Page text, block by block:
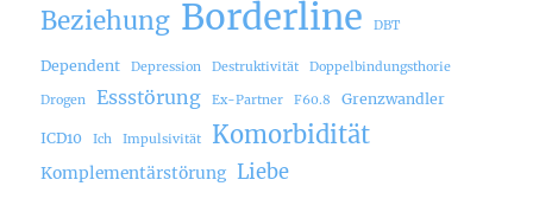
Beziehung Borderline DBT
Dependent Depression Destruktivität Doppelbindungsthorie
Drogen Essstörung Ex-Partner F60.8 Grenzwandler
ICD10 Ich Impulsivität Komorbidität
Komplementärstörung Liebe